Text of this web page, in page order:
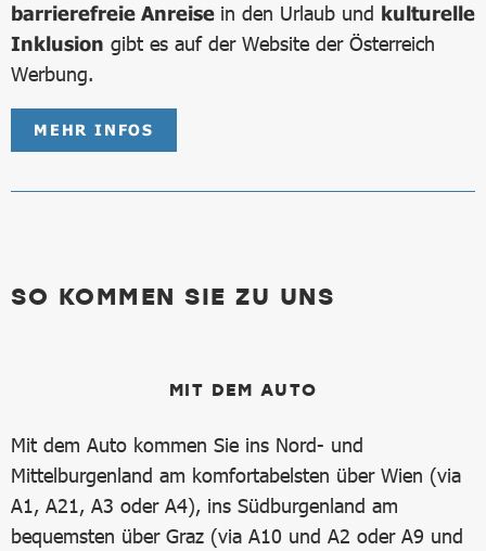
barrierefreie Anreise in den Urlaub und kulturelle
Inklusion gibt es auf der Website der Österreich
Werbung.
MEHR INFOS
SO KOMMEN SIE ZU UNS
MIT DEM AUTO
Mit dem Auto kommen Sie ins Nord- und
Mittelburgenland am komfortabelsten über Wien (via
A1, A21, A3 oder A4), ins Südburgenland am
bequemsten über Graz (via A10 und A2 oder A9 und